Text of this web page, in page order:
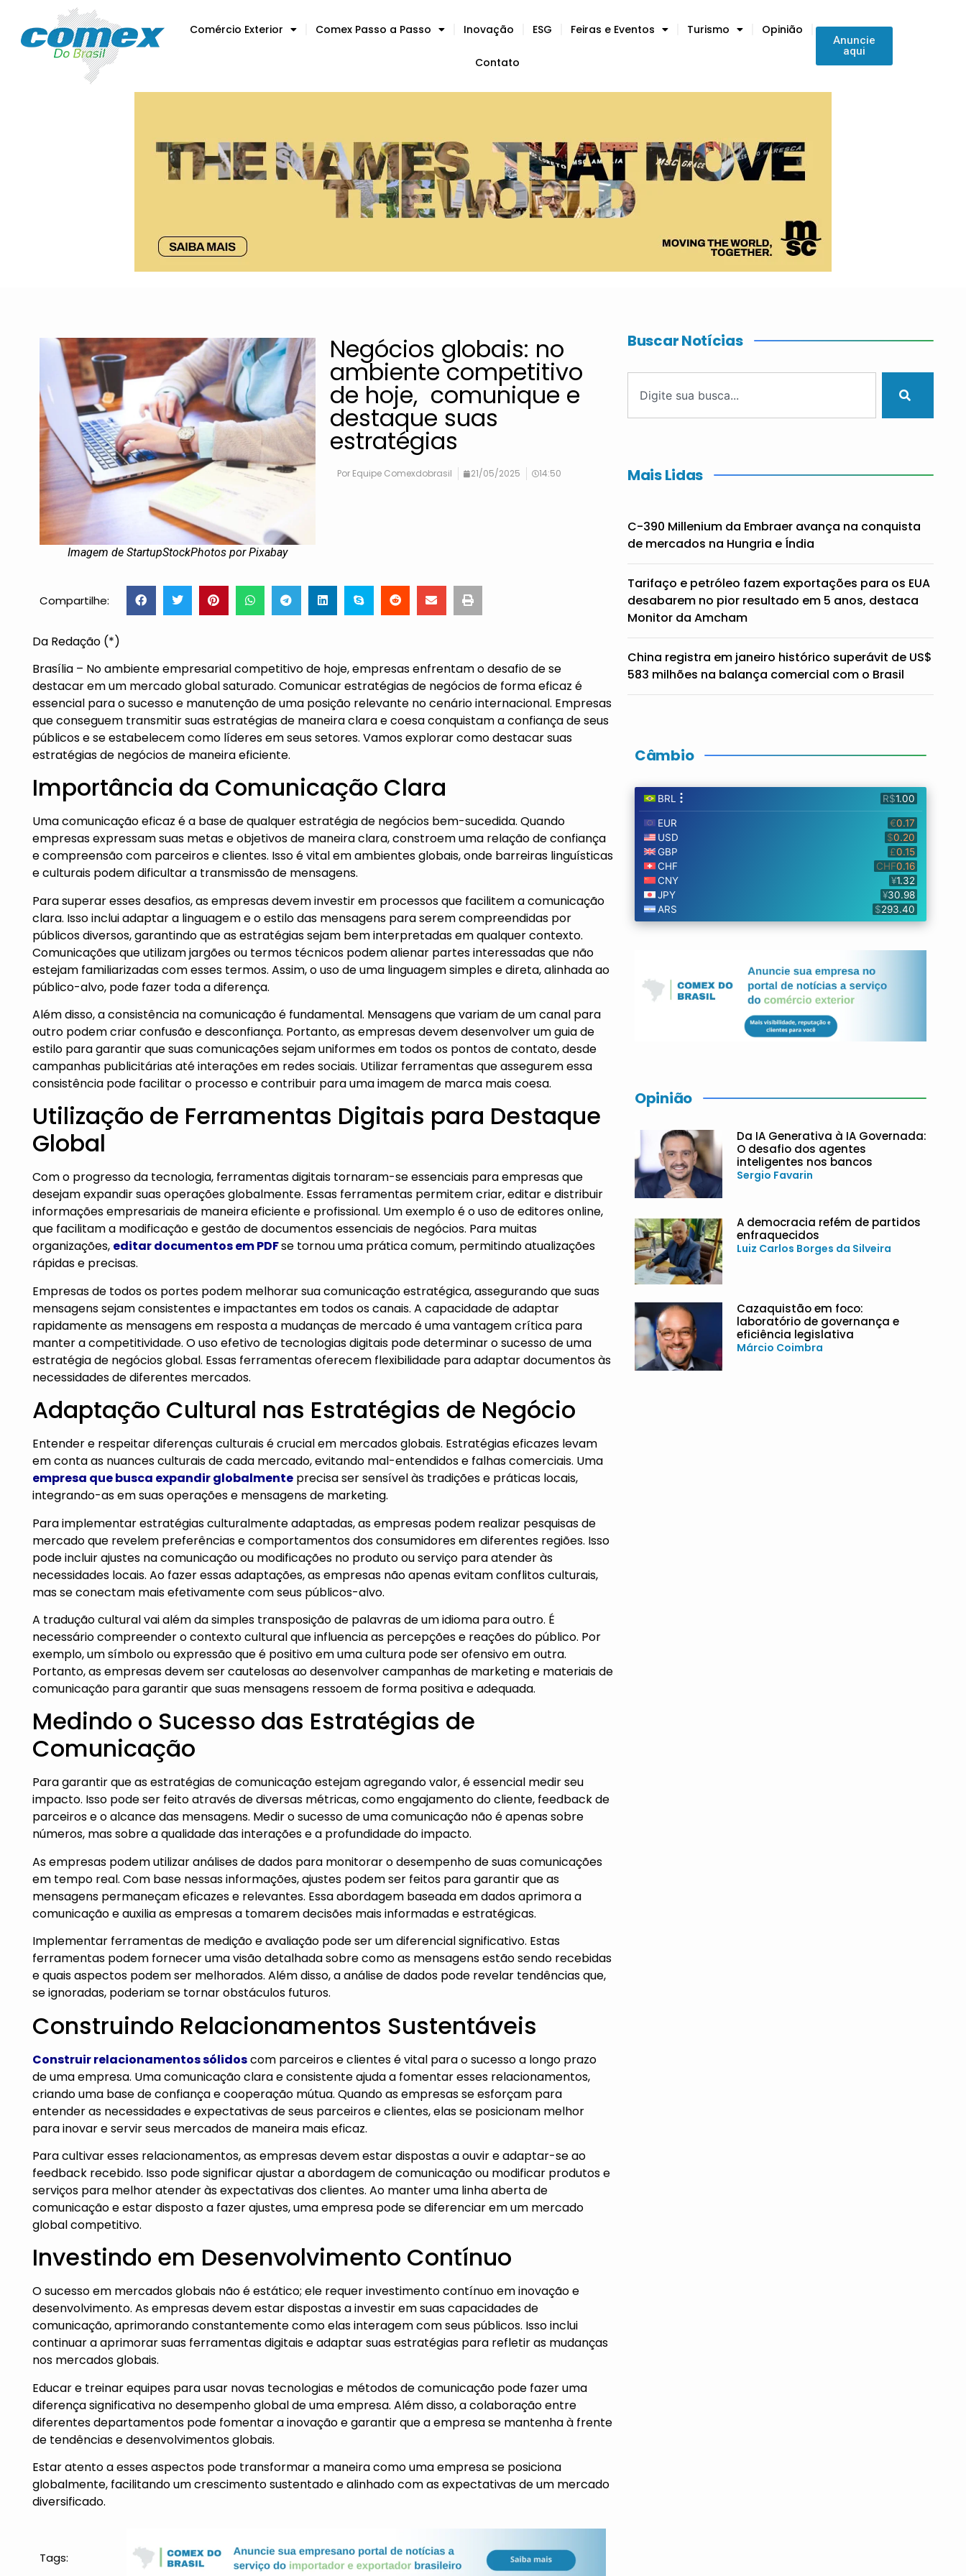
Comércio Exterior Comex Passo a Passo Inovação ESG Feiras e Eventos Turismo Opinião
Contato
Anuncie
aqui
Imagem de StartupStockPhotos por Pixabay
Negócios globais: no
ambiente competitivo
de hoje, comunique e
destaque suas
estratégias
Por Equipe Comexdobrasil 21/05/2025 14:50
Compartilhe:
Da Redação (*)
Brasília – No ambiente empresarial competitivo de hoje, empresas enfrentam o desafio de se
destacar em um mercado global saturado. Comunicar estratégias de negócios de forma eficaz é
essencial para o sucesso e manutenção de uma posição relevante no cenário internacional. Empresas
que conseguem transmitir suas estratégias de maneira clara e coesa conquistam a confiança de seus
públicos e se estabelecem como líderes em seus setores. Vamos explorar como destacar suas
estratégias de negócios de maneira eficiente.
Importância da Comunicação Clara
Uma comunicação eficaz é a base de qualquer estratégia de negócios bem-sucedida. Quando
empresas expressam suas metas e objetivos de maneira clara, constroem uma relação de confiança
e compreensão com parceiros e clientes. Isso é vital em ambientes globais, onde barreiras linguísticas
e culturais podem dificultar a transmissão de mensagens.
Para superar esses desafios, as empresas devem investir em processos que facilitem a comunicação
clara. Isso inclui adaptar a linguagem e o estilo das mensagens para serem compreendidas por
públicos diversos, garantindo que as estratégias sejam bem interpretadas em qualquer contexto.
Comunicações que utilizam jargões ou termos técnicos podem alienar partes interessadas que não
estejam familiarizadas com esses termos. Assim, o uso de uma linguagem simples e direta, alinhada ao
público-alvo, pode fazer toda a diferença.
Além disso, a consistência na comunicação é fundamental. Mensagens que variam de um canal para
outro podem criar confusão e desconfiança. Portanto, as empresas devem desenvolver um guia de
estilo para garantir que suas comunicações sejam uniformes em todos os pontos de contato, desde
campanhas publicitárias até interações em redes sociais. Utilizar ferramentas que assegurem essa
consistência pode facilitar o processo e contribuir para uma imagem de marca mais coesa.
Utilização de Ferramentas Digitais para Destaque
Global
Com o progresso da tecnologia, ferramentas digitais tornaram-se essenciais para empresas que
desejam expandir suas operações globalmente. Essas ferramentas permitem criar, editar e distribuir
informações empresariais de maneira eficiente e profissional. Um exemplo é o uso de editores online,
que facilitam a modificação e gestão de documentos essenciais de negócios. Para muitas
organizações, editar documentos em PDFse tornou uma prática comum, permitindo atualizações
rápidas e precisas.
Empresas de todos os portes podem melhorar sua comunicação estratégica, assegurando que suas
mensagens sejam consistentes e impactantes em todos os canais. A capacidade de adaptar
rapidamente as mensagens em resposta a mudanças de mercado é uma vantagem crítica para
manter a competitividade. O uso efetivo de tecnologias digitais pode determinar o sucesso de uma
estratégia de negócios global. Essas ferramentas oferecem flexibilidade para adaptar documentos às
necessidades de diferentes mercados.
Adaptação Cultural nas Estratégias de Negócio
Entender e respeitar diferenças culturais é crucial em mercados globais. Estratégias eficazes levam
em conta as nuances culturais de cada mercado, evitando mal-entendidos e falhas comerciais. Uma
empresa que busca expandir globalmente precisa ser sensível às tradições e práticas locais,
integrando-as em suas operações e mensagens de marketing.
Para implementar estratégias culturalmente adaptadas, as empresas podem realizar pesquisas de
mercado que revelem preferências e comportamentos dos consumidores em diferentes regiões. Isso
pode incluir ajustes na comunicação ou modificações no produto ou serviço para atender às
necessidades locais. Ao fazer essas adaptações, as empresas não apenas evitam conflitos culturais,
mas se conectam mais efetivamente com seus públicos-alvo.
A tradução cultural vai além da simples transposição de palavras de um idioma para outro. É
necessário compreender o contexto cultural que influencia as percepções e reações do público. Por
exemplo, um símbolo ou expressão que é positivo em uma cultura pode ser ofensivo em outra.
Portanto, as empresas devem ser cautelosas ao desenvolver campanhas de marketing e materiais de
comunicação para garantir que suas mensagens ressoem de forma positiva e adequada.
Medindo o Sucesso das Estratégias de
Comunicação
Para garantir que as estratégias de comunicação estejam agregando valor, é essencial medir seu
impacto. Isso pode ser feito através de diversas métricas, como engajamento do cliente, feedback de
parceiros e o alcance das mensagens. Medir o sucesso de uma comunicação não é apenas sobre
números, mas sobre a qualidade das interações e a profundidade do impacto.
As empresas podem utilizar análises de dados para monitorar o desempenho de suas comunicações
em tempo real. Com base nessas informações, ajustes podem ser feitos para garantir que as
mensagens permaneçam eficazes e relevantes. Essa abordagem baseada em dados aprimora a
comunicação e auxilia as empresas a tomarem decisões mais informadas e estratégicas.
Implementar ferramentas de medição e avaliação pode ser um diferencial significativo. Estas
ferramentas podem fornecer uma visão detalhada sobre como as mensagens estão sendo recebidas
e quais aspectos podem ser melhorados. Além disso, a análise de dados pode revelar tendências que,
se ignoradas, poderiam se tornar obstáculos futuros.
Construindo Relacionamentos Sustentáveis
Construir relacionamentos sólidoscom parceiros e clientes é vital para o sucesso a longo prazo
de uma empresa. Uma comunicação clara e consistente ajuda a fomentar esses relacionamentos,
criando uma base de confiança e cooperação mútua. Quando as empresas se esforçam para
entender as necessidades e expectativas de seus parceiros e clientes, elas se posicionam melhor
para inovar e servir seus mercados de maneira mais eficaz.
Para cultivar esses relacionamentos, as empresas devem estar dispostas a ouvir e adaptar-se ao
feedback recebido. Isso pode significar ajustar a abordagem de comunicação ou modificar produtos e
serviços para melhor atender às expectativas dos clientes. Ao manter uma linha aberta de
comunicação e estar disposto a fazer ajustes, uma empresa pode se diferenciar em um mercado
global competitivo.
Investindo em Desenvolvimento Contínuo
O sucesso em mercados globais não é estático; ele requer investimento contínuo em inovação e
desenvolvimento. As empresas devem estar dispostas a investir em suas capacidades de
comunicação, aprimorando constantemente como elas interagem com seus públicos. Isso inclui
continuar a aprimorar suas ferramentas digitais e adaptar suas estratégias para refletir as mudanças
nos mercados globais.
Educar e treinar equipes para usar novas tecnologias e métodos de comunicação pode fazer uma
diferença significativa no desempenho global de uma empresa. Além disso, a colaboração entre
diferentes departamentos pode fomentar a inovação e garantir que a empresa se mantenha à frente
de tendências e desenvolvimentos globais.
Estar atento a esses aspectos pode transformar a maneira como uma empresa se posiciona
globalmente, facilitando um crescimento sustentado e alinhado com as expectativas de um mercado
diversificado.
Tags:
Buscar Notícias
Mais Lidas
C-390 Millenium da Embraer avança na conquista
de mercados na Hungria e Índia
Tarifaço e petróleo fazem exportações para os EUA
desabarem no pior resultado em 5 anos, destaca
Monitor da Amcham
China registra em janeiro histórico superávit de US$
583 milhões na balança comercial com o Brasil
Câmbio
Opinião
Da IA Generativa à IA Governada:
O desafio dos agentes
inteligentes nos bancos
Sergio Favarin
A democracia refém de partidos
enfraquecidos
Luiz Carlos Borges da Silveira
Cazaquistão em foco:
laboratório de governança e
eficiência legislativa
Márcio Coimbra